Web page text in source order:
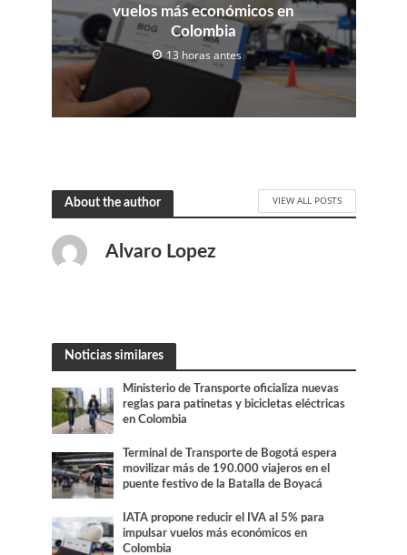
vuelos más económicos en
Colombia
13 horas antes
About the author VIEW ALL POSTS
Alvaro Lopez
Noticias similares
Ministerio de Transporte oficializa nuevas
reglas para patinetas y bicicletas eléctricas
en Colombia
Terminal de Transporte de Bogotá espera
movilizar más de 190.000 viajeros en el
puente festivo de la Batalla de Boyacá
IATA propone reducir el IVA al 5% para
impulsar vuelos más económicos en
Colombia